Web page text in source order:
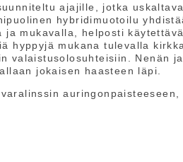
ajajille, jotka
hybridimuotoilu
mukavalla, helposti
hyppyjä mukana tulevalla
valaistusolosuhteisiin. Nenän ja
jokaisen haasteen läpi.
auringonpaisteeseen,